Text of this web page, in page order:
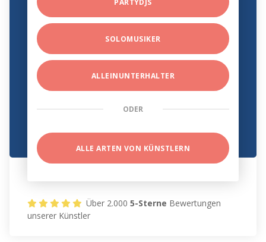
PARTYDJS
SOLOMUSIKER
ALLEINUNTERHALTER
ODER
ALLE ARTEN VON KÜNSTLERN
Über 2.0005-Sterne Bewertungen
unserer Künstler